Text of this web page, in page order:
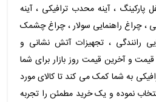
پارکینگ ، آینه محدب ترافیکی ، آینه
، چراغ راهنمایی سولار ، چراغ چشمک
رانندگی ، تجهیزات آتش نشانی و
و آخرین قیمت روز بازار برای شما
به شما کمک می کند تا کالای مورد
نموده و یک خرید مطمئن را تجربه